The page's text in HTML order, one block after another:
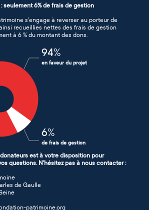
seulement 6% de frais de gestion
s’engage à reverser au porteur de
recueillies nettes des frais de gestion
à 6 % du montant des dons.
94%
en faveur du projet
6%
de frais de gestion
est à votre disposition pour
questions. N'hésitez pas à nous contacter :
de Gaulle
patrimoine.org